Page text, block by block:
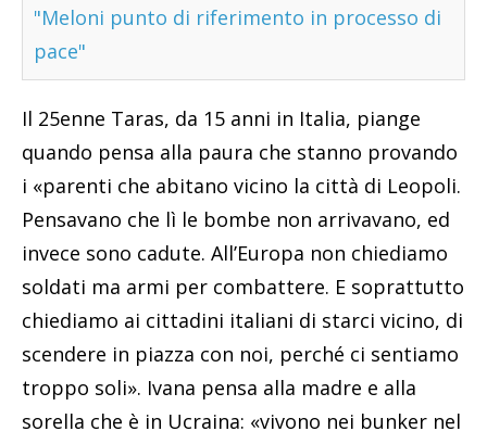
"Meloni punto di riferimento in processo di
pace"
Il 25enne Taras, da 15 anni in Italia, piange
quando pensa alla paura che stanno provando
i «parenti che abitano vicino la città di Leopoli.
Pensavano che lì le bombe non arrivavano, ed
invece sono cadute. All’Europa non chiediamo
soldati ma armi per combattere. E soprattutto
chiediamo ai cittadini italiani di starci vicino, di
scendere in piazza con noi, perché ci sentiamo
troppo soli». Ivana pensa alla madre e alla
sorella che è in Ucraina: «vivono nei bunker nel